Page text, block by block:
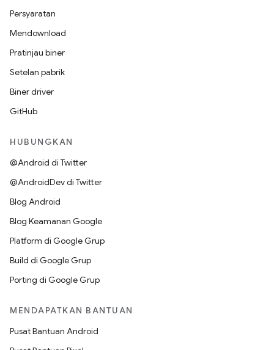
Persyaratan
Mendownload
Pratinjau biner
Setelan pabrik
Biner driver
GitHub
HUBUNGKAN
@Android di Twitter
@AndroidDev di Twitter
Blog Android
Blog Keamanan Google
Platform di Google Grup
Build di Google Grup
Porting di Google Grup
MENDAPATKAN BANTUAN
Pusat Bantuan Android